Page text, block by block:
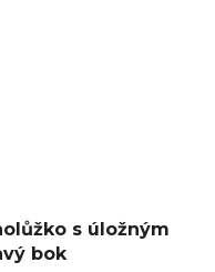
s úložným
bok